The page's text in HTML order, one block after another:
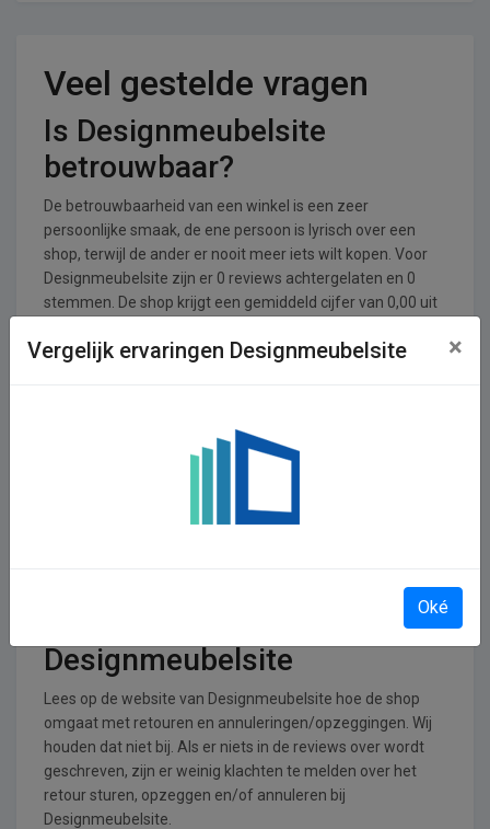
Veel gestelde vragen
Is Designmeubelsite
betrouwbaar?
De betrouwbaarheid van een winkel is een zeer
persoonlijke smaak, de ene persoon is lyrisch over een
shop, terwijl de ander er nooit meer iets wilt kopen. Voor
Designmeubelsite zijn er 0 reviews achtergelaten en 0
stemmen. De shop krijgt een gemiddeld cijfer van 0,00 uit
Designmeubelsite
operationeel
Designmeubelsite
Lees op de website van Designmeubelsite hoe de shop
omgaat met retouren en annuleringen/opzeggingen. Wij
houden dat niet bij. Als er niets in de reviews over wordt
geschreven, zijn er weinig klachten te melden over het
retour sturen, opzeggen en/of annuleren bij
Designmeubelsite.
Vergelijk ervaringen Designmeubelsite ×
Oké